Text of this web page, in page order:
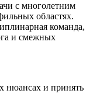
с многолетним
областях.
команда,
и смежных
нюансах и принять